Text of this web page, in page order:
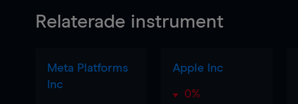
Relaterade instrument
Meta Platforms
Inc
Apple Inc
0%